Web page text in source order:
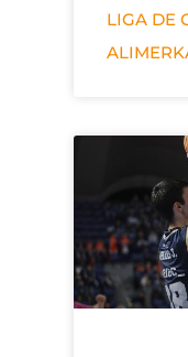
LIGA DE